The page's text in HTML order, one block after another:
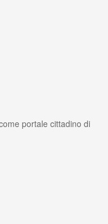
portale cittadino di